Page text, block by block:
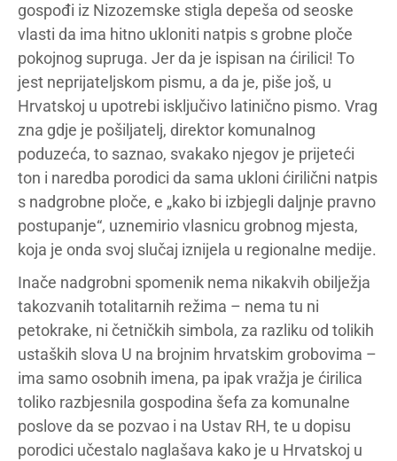
gospođi iz Nizozemske stigla depeša od seoske
vlasti da ima hitno ukloniti natpis s grobne ploče
pokojnog supruga. Jer da je ispisan na ćirilici! To
jest neprijateljskom pismu, a da je, piše još, u
Hrvatskoj u upotrebi isključivo latinično pismo. Vrag
zna gdje je pošiljatelj, direktor komunalnog
poduzeća, to saznao, svakako njegov je prijeteći
ton i naredba porodici da sama ukloni ćirilični natpis
s nadgrobne ploče, e „kako bi izbjegli daljnje pravno
postupanje“, uznemirio vlasnicu grobnog mjesta,
koja je onda svoj slučaj iznijela u regionalne medije.
Inače nadgrobni spomenik nema nikakvih obilježja
takozvanih totalitarnih režima – nema tu ni
petokrake, ni četničkih simbola, za razliku od tolikih
ustaških slova U na brojnim hrvatskim grobovima –
ima samo osobnih imena, pa ipak vražja je ćirilica
toliko razbjesnila gospodina šefa za komunalne
poslove da se pozvao i na Ustav RH, te u dopisu
porodici učestalo naglašava kako je u Hrvatskoj u